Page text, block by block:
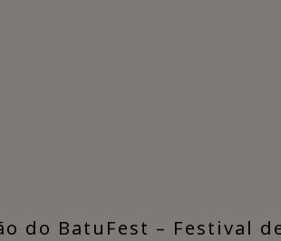
do BatuFest – Festival